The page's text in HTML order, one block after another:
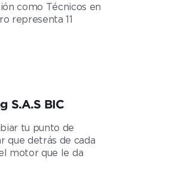
como Técnicos en
representa 11
S.A.S BIC
tu punto de
que detrás de cada
motor que le da